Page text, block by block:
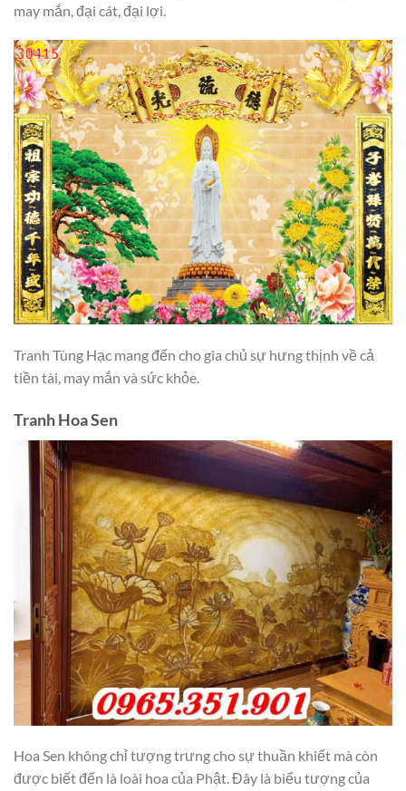
may mắn, đại cát, đại lợi.
Tranh Tùng Hạc mang đến cho gia chủ sự hưng thịnh về cả
tiền tài, may mắn và sức khỏe.
Tranh Hoa Sen
Hoa Sen không chỉ tượng trưng cho sự thuần khiết mà còn
được biết đến là loài hoa của Phật. Đây là biểu tượng của